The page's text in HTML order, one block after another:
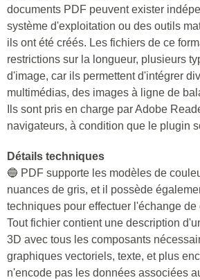
documents PDF peuvent exister
système d'exploitation ou des outils
ils ont été créés. Les fichiers de ce
restrictions sur la longueur, plusieurs
d'image, car ils permettent d'intégrer
multimédias, des images à ligne de
Ils sont pris en charge par Adobe
navigateurs, à condition que le plugin
Détails techniques
🔵 PDF supporte les modèles de
nuances de gris, et il possède
techniques pour effectuer l'échange
Tout fichier contient une description
3D avec tous les composants
graphiques vectoriels, texte, et plus
n'encode pas les données associées